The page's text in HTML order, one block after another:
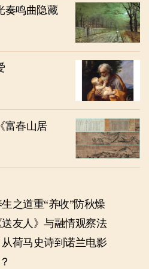
奏鸣曲隐藏
富春山居
知了嘶鸣应秋收 养生之道重“养收”防秋燥
友人》与融情观察法
从荷马史诗到诺兰电影